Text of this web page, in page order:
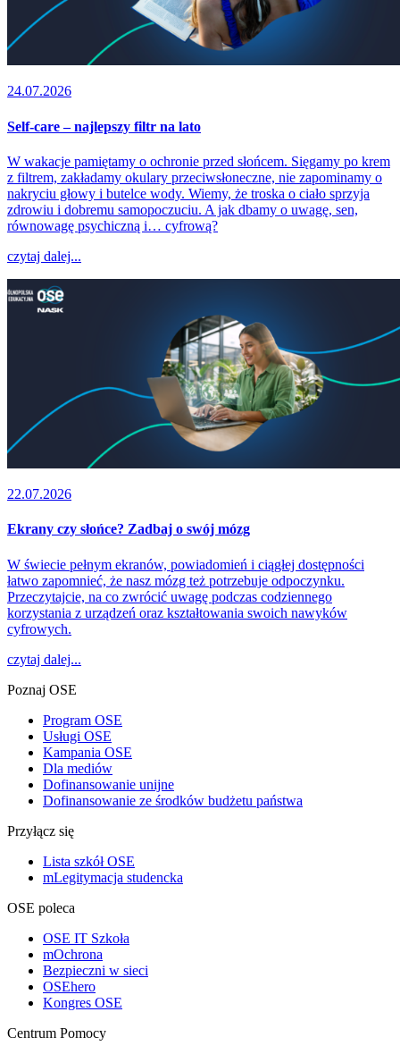
24.07.2026
Self-care – najlepszy filtr na lato
W wakacje pamiętamy o ochronie przed słońcem. Sięgamy po krem
z filtrem, zakładamy okulary przeciwsłoneczne, nie zapominamy o
nakryciu głowy i butelce wody. Wiemy, że troska o ciało sprzyja
zdrowiu i dobremu samopoczuciu. A jak dbamy o uwagę, sen,
równowagę psychiczną i… cyfrową?
czytaj dalej...
22.07.2026
Ekrany czy słońce? Zadbaj o swój mózg
W świecie pełnym ekranów, powiadomień i ciągłej dostępności
łatwo zapomnieć, że nasz mózg też potrzebuje odpoczynku.
Przeczytajcie, na co zwrócić uwagę podczas codziennego
korzystania z urządzeń oraz kształtowania swoich nawyków
cyfrowych.
czytaj dalej...
Poznaj OSE
Program OSE
Usługi OSE
Kampania OSE
Dla mediów
Dofinansowanie unijne
Dofinansowanie ze środków budżetu państwa
Przyłącz się
Lista szkół OSE
mLegitymacja studencka
OSE poleca
OSE IT Szkoła
mOchrona
Bezpieczni w sieci
OSEhero
Kongres OSE
Centrum Pomocy